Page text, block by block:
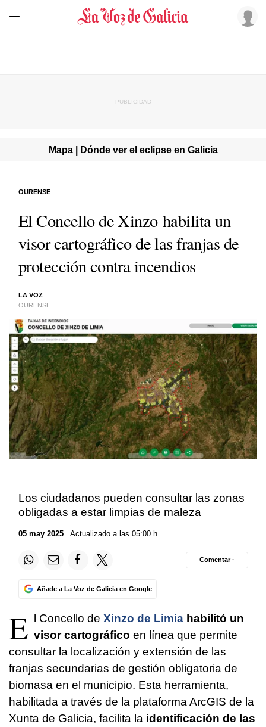
Mapa | Dónde ver el eclipse en Galicia
El Concello de Xinzo habilita un
visor cartográfico de las franjas de
protección contra incendios
LA VOZ
OURENSE
OURENSE
Los ciudadanos pueden consultar las zonas
obligadas a estar limpias de maleza
05 may 2025 . Actualizado a las 05:00 h.
Añade a La Voz de Galicia en Google
Comentar ·
E l Concello de Xinzo de Limia habilitó un
visor cartográfico en línea que permite
consultar la localización y extensión de las
franjas secundarias de gestión obligatoria de
biomasa en el municipio. Esta herramienta,
habilitada a través de la plataforma ArcGIS de la
Xunta de Galicia, facilita la identificación de las